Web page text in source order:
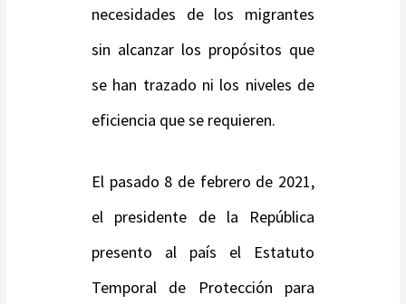
necesidades de los migrantes
sin alcanzar los propósitos que
se han trazado ni los niveles de
eficiencia que se requieren.
El pasado 8 de febrero de 2021,
el presidente de la República
presento al país el Estatuto
Temporal de Protección para